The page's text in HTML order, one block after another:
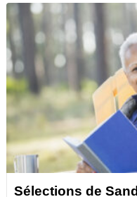
Sélections de